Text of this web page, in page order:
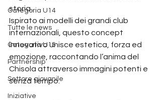
Categoria U14
Tutte le news
Categoria U15
Partnership
Settore giovanile
Iniziative
storia.
Ispirato ai modelli dei grandi club
internazionali, questo concept
innovativo unisce estetica, forza ed
emozione, raccontando l’anima del
Chisola attraverso immagini potenti e
senza tempo.